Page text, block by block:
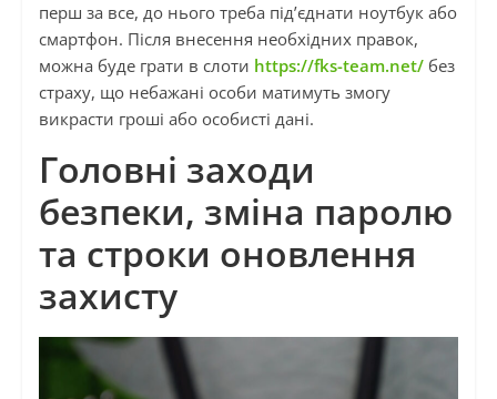
перш за все, до нього треба під’єднати ноутбук або
смартфон. Після внесення необхідних правок,
можна буде грати в слоти https://fks-team.net/без
страху, що небажані особи матимуть змогу
викрасти гроші або особисті дані.
Головні заходи
безпеки, зміна паролю
та строки оновлення
захисту